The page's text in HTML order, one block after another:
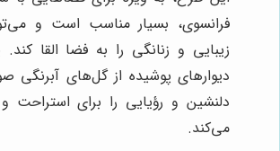
فرانسوی، بسیار مناسب است و
زیبایی و زنانگی را به فضا القا
دیوارهای پوشیده از گل‌های آبرنگی
دلنشین و رؤیایی را برای استراحت
می‌کند.